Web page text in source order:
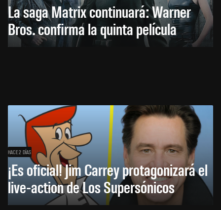
La saga Matrix continuará: Warner
Bros. confirma la quinta película
HACE 2 DÍAS
¡Es oficial! Jim Carrey protagonizará el
live-action de Los Supersónicos